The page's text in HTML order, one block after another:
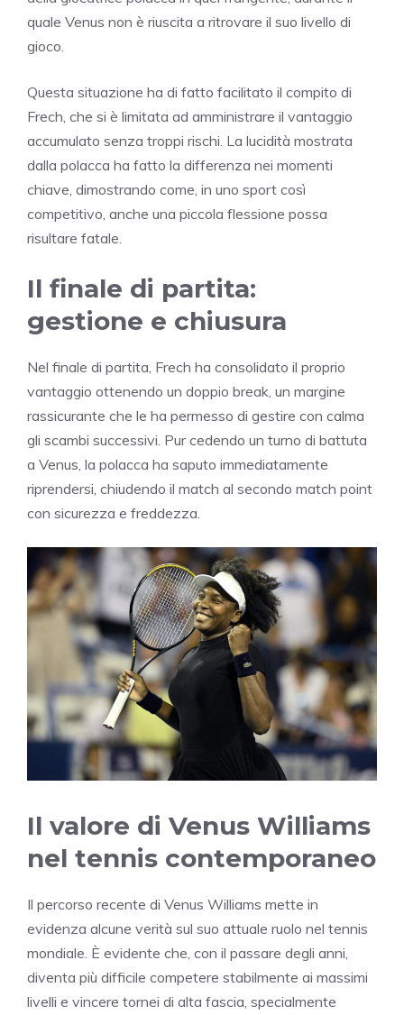
quale Venus non è riuscita a ritrovare il suo livello di
gioco.
Questa situazione ha di fatto facilitato il compito di
Frech, che si è limitata ad amministrare il vantaggio
accumulato senza troppi rischi. La lucidità mostrata
dalla polacca ha fatto la differenza nei momenti
chiave, dimostrando come, in uno sport così
competitivo, anche una piccola flessione possa
risultare fatale.
Il finale di partita:
gestione e chiusura
Nel finale di partita, Frech ha consolidato il proprio
vantaggio ottenendo un doppio break, un margine
rassicurante che le ha permesso di gestire con calma
gli scambi successivi. Pur cedendo un turno di battuta
a Venus, la polacca ha saputo immediatamente
riprendersi, chiudendo il match al secondo match point
con sicurezza e freddezza.
Il valore di Venus Williams
nel tennis contemporaneo
Il percorso recente di Venus Williams mette in
evidenza alcune verità sul suo attuale ruolo nel tennis
mondiale. È evidente che, con il passare degli anni,
diventa più difficile competere stabilmente ai massimi
livelli e vincere tornei di alta fascia, specialmente